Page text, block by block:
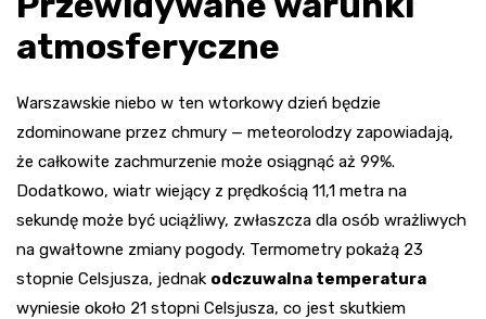
atmosferyczne
Warszawskie niebo w ten wtorkowy dzień będzie
zdominowane przez chmury — meteorolodzy zapowiadają,
że całkowite zachmurzenie może osiągnąć aż 99%.
Dodatkowo, wiatr wiejący z prędkością 11,1 metra na
sekundę może być uciążliwy, zwłaszcza dla osób wrażliwych
na gwałtowne zmiany pogody. Termometry pokażą 23
stopnie Celsjusza, jednak odczuwalna temperatura
wyniesie około 21 stopni Celsjusza, co jest skutkiem